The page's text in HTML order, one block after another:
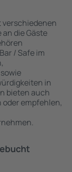
verschiedenen
die Gäste
/ Safe im
in
bieten auch
empfehlen,